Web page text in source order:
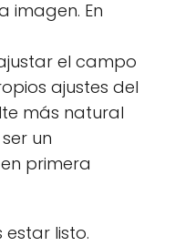
imagen. En
el campo
ajustes del
más natural
un
primera
listo.